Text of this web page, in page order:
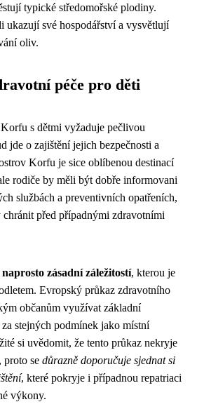
typické středomořské plodiny.
ukazují své hospodářství a vysvětlují
oliv.
péče pro děti
s dětmi vyžaduje pečlivou
jde o zajištění jejich bezpečnosti a
Korfu je sice oblíbenou destinací
rodiče by měli být dobře informovani
službách a preventivních opatřeních,
před případnými zdravotními
zásadní záležitostí, kterou je
Evropský průkaz zdravotního
občanům využívat základní
stejných podmínek jako místní
si uvědomit, že tento průkaz nekryje
proto se důrazně doporučuje sjednat si
, které pokryje i případnou repatriaci
výkony.